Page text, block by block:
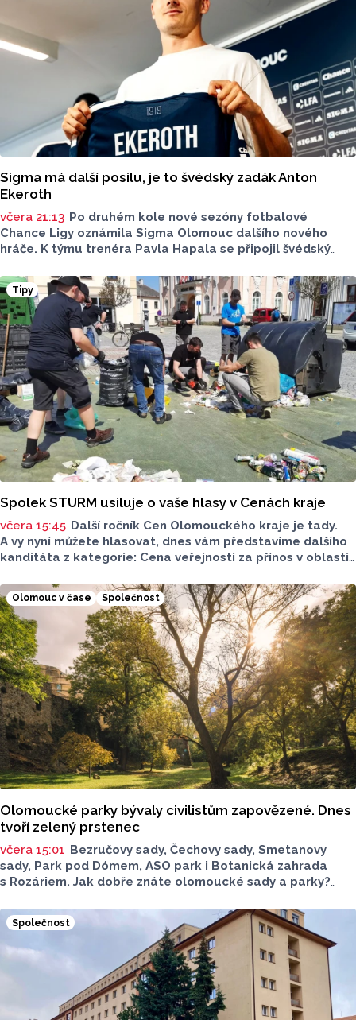
Sigma má další posilu, je to švédský zadák Anton
Ekeroth
včera 21:13 Po druhém kole nové sezóny fotbalové
Chance Ligy oznámila Sigma Olomouc dalšího nového
hráče. K týmu trenéra Pavla Hapala se připojil švédský
z norského HamKamu. Sigma to uvedla na svém webu,
o tom, na jak dlouho podepsal nov hráč smlouvu
neinformovala.
Tipy
Spolek STURM usiluje o vaše hlasy v Cenách kraje
včera 15:45 Další ročník Cen Olomouckého kraje je tady.
A vy nyní můžete hlasovat, dnes vám představíme dalšího
kanditáta z kategorie: Cena veřejnosti za přínos v oblasti
v kategorii: Významný počin v ochraně životního prostředí -
právnická osoba.
Olomouc v čase Společnost
Olomoucké parky bývaly civilistům zapovězené. Dnes
tvoří zelený prstenec
včera 15:01 Bezručovy sady, Čechovy sady, Smetanovy
sady, Park pod Dómem, ASO park i Botanická zahrada
s Rozáriem. Jak dobře znáte olomoucké sady a parky?
které v nich jsou. Vždy tomu tak ale nebylo.
Společnost